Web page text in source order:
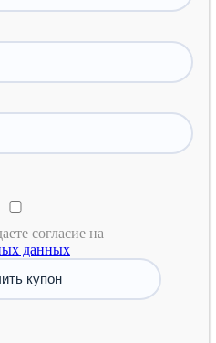
согласие на
данных